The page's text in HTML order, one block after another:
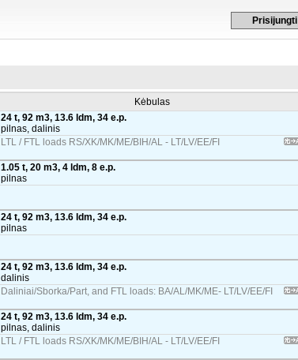
Prisijungti
Kėbulas
24 t, 92 m3, 13.6 ldm, 34 e.p.
pilnas, dalinis
LTL / FTL loads RS/XK/MK/ME/BIH/AL - LT/LV/EE/FI
1.05 t, 20 m3, 4 ldm, 8 e.p.
pilnas
24 t, 92 m3, 13.6 ldm, 34 e.p.
pilnas
24 t, 92 m3, 13.6 ldm, 34 e.p.
dalinis
Daliniai/Sborka/Part, and FTL loads: BA/AL/MK/ME- LT/LV/EE/FI
24 t, 92 m3, 13.6 ldm, 34 e.p.
pilnas, dalinis
LTL / FTL loads RS/XK/MK/ME/BIH/AL - LT/LV/EE/FI